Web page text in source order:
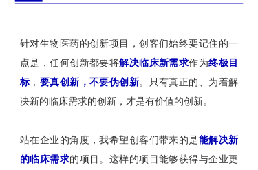
针对生物医药的创新项目，创客们始终要记住的一
点是，任何创新都要将解决临床新需求作为终极目
标 ， 要真创新，不要伪创新。只有真正的、为着解
决新的临床需求的创新，才是有价值的创新。
站在企业的角度，我希望创客们带来的是能解决新
的临床需求的项目。这样的项目能够获得与企业更